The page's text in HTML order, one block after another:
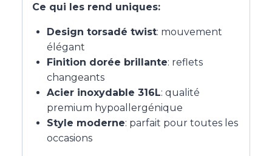
Ce qui les rend uniques:
Design torsadé twist: mouvement
élégant
Finition dorée brillante: reflets
changeants
Acier inoxydable 316L: qualité
premium hypoallergénique
Style moderne: parfait pour toutes les
occasions